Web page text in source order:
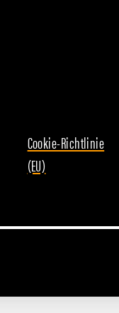
Cookie-Richtlinie
(EU)